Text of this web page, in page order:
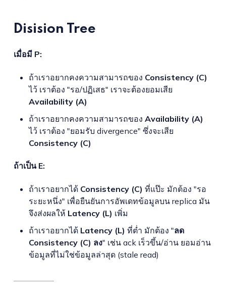
Disision Tree
เมื่อมี P:
ถ้าเราอยากคงความสามารถของ Consistency (C)
ไว้ เราต้อง "รอ/ปฏิเสธ" เราจะต้องยอมเสีย
Availability (A)
ถ้าเราอยากคงความสามารถของ Availability (A)
ไว้ เราต้อง "ยอมรับ divergence" ซึ่งจะเสีย
Consistency (C)
ถ้าเป็น E:
ถ้าเราอยากได้ Consistency (C) ที่แป๊ะ มักต้อง "รอ
ระยะหนึ่ง" เพื่อยืนยันการอัพเดทข้อมูลบน replica มัน
จึงส่งผลให้ Latency (L) เพิ่ม
ถ้าเราอยากได้ Latency (L) ที่ต่ำ มักต้อง "ลด
Consistency (C) ลง" เช่น ack เร็วขึ้น/อ่าน ยอมอ่าน
ข้อมูลที่ไม่ใช่ข้อมูลล่าสุด (stale read)